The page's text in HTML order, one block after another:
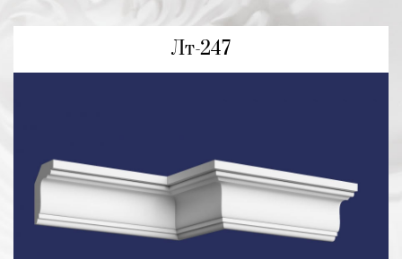
Лт-247